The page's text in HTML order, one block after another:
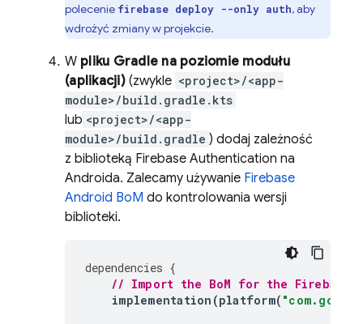
polecenie firebase deploy --only auth, aby
wdrożyć zmiany w projekcie.
W pliku Gradle na poziomie modułu
(aplikacji)(zwykle <project>/<app-
module>/build.gradle.kts
lub <project>/<app-
module>/build.gradle ) dodaj zależność
z biblioteką Firebase Authentication na
Androida. Zalecamy używanie Firebase
Android BoM do kontrolowania wersji
biblioteki.
dependencies {
// Import the BoM for the Firebase
implementation (platform(